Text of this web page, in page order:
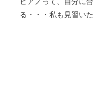
ピアノって、自分に
る・・・私も見習い